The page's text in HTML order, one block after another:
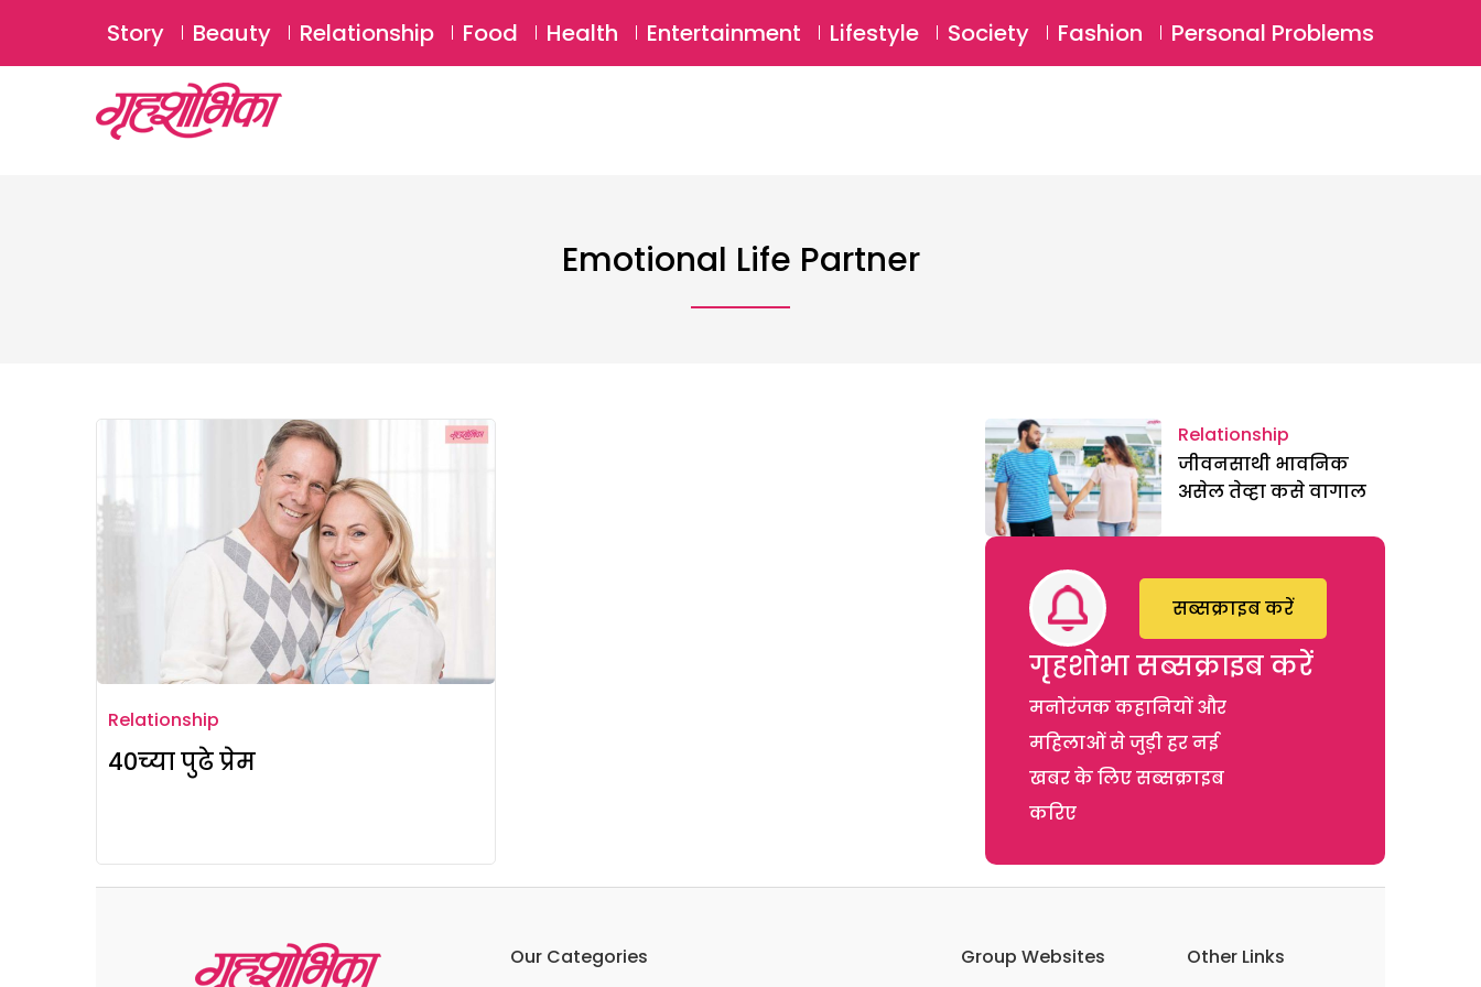
SUBSCRIBE Login ⚲
Story Beauty Relationship Food Health Entertainment Lifestyle Society Fashion Personal Problems
Emotional Life Partner
Relationship
40च्या पुढे प्रेम
Relationship
जीवनसाथी भावनिक
असेल तेव्हा कसे वागाल
गृहशोभा सब्सक्राइब करें
मनोरंजक कहानियों और
महिलाओं से जुड़ी हर नई
खबर के लिए सब्सक्राइब
करिए
सब्सक्राइब करें
Our Categories Group Websites Other Links